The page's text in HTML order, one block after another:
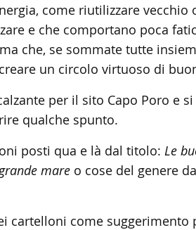
come riutilizzare vecchio
e che comportano poca
che, se sommate tutte
un circolo virtuoso di
per il sito Capo Poro e
qualche spunto.
posti qua e là dal titolo: Le
mareo cose del genere
cartelloni come suggerimento